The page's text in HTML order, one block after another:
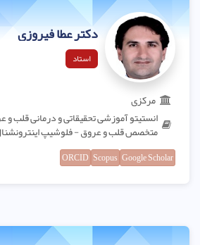
دکتر عطا فیروزی
استاد
مرکزی
انستیتو آموزشی تحقیقاتی و درمانی قلب
متخصص قلب و عروق - فلوشیپ
Google Scholar
Scopus
ORCID